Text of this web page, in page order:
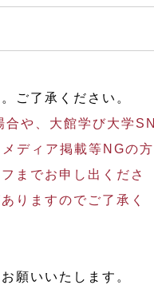
ご了承ください。
や、大館学び大学SN
ディア掲載等NGの方
までお申し出くださ
りますのでご了承く
願いいたします。